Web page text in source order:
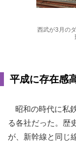
西武が3月の
平成に存在感
昭和の時代に私
る各社だった。歴
が、新幹線と同じ